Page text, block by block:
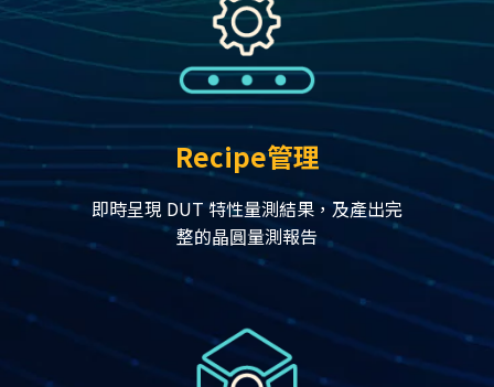
Recipe管理
即時呈現 DUT 特性量測結果，及產出完
整的晶圓量測報告